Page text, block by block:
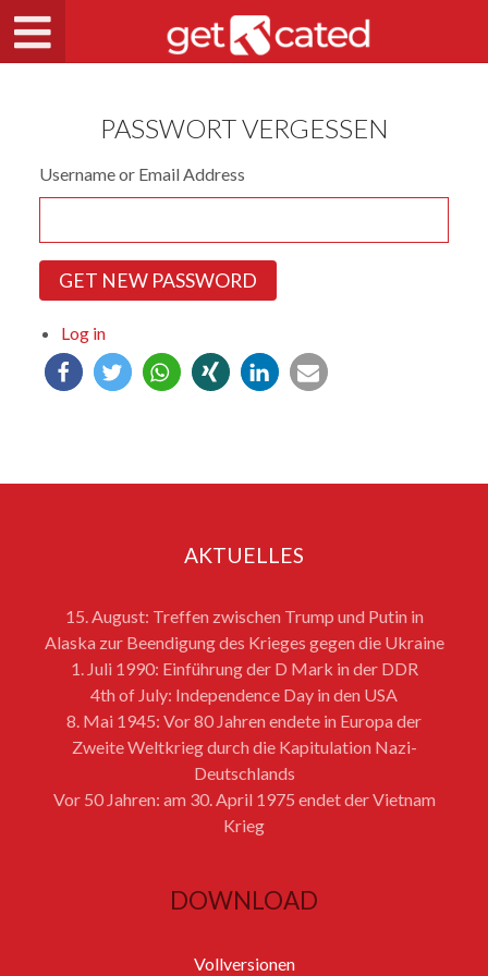
PASSWORT VERGESSEN
Username or Email Address
GET NEW PASSWORD
Log in
AKTUELLES
15. August: Treffen zwischen Trump und Putin in
Alaska zur Beendigung des Krieges gegen die Ukraine
1. Juli 1990: Einführung der D Mark in der DDR
4th of July: Independence Day in den USA
8. Mai 1945: Vor 80 Jahren endete in Europa der
Zweite Weltkrieg durch die Kapitulation Nazi-
Deutschlands
Vor 50 Jahren: am 30. April 1975 endet der Vietnam
Krieg
DOWNLOAD
Vollversionen